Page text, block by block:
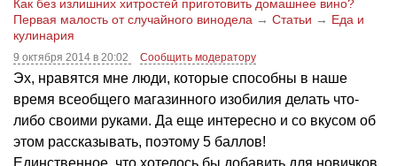
Как без излишних хитростей приготовить домашнее вино?
Первая малость от случайного винодела → Статьи → Еда и
кулинария
9 октября 2014 в 20:02 Сообщить модератору
Эх, нравятся мне люди, которые способны в наше
время всеобщего магазинного изобилия делать что-
либо своими руками. Да еще интересно и со вкусом об
этом рассказывать, поэтому 5 баллов!
Единственное, что хотелось бы добавить для новичков,